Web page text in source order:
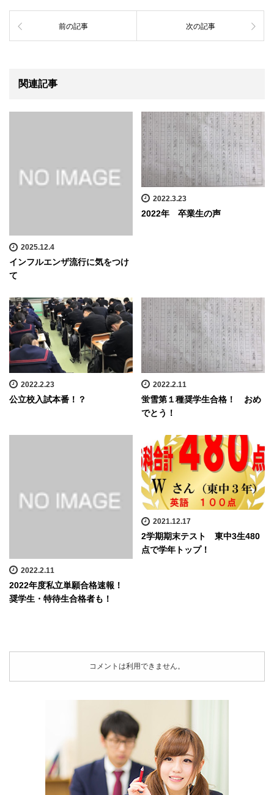
前の記事 次の記事
関連記事
2025.12.4
インフルエンザ流行に気をつけ
て
2022.3.23
2022年 卒業生の声
2022.2.23
公立校入試本番！？
2022.2.11
蛍雪第１種奨学生合格！ おめ
でとう！
2022.2.11
2022年度私立単願合格速報！
奨学生・特待生合格者も！
2021.12.17
2学期期末テスト 東中3生480
点で学年トップ！
コメントは利用できません。